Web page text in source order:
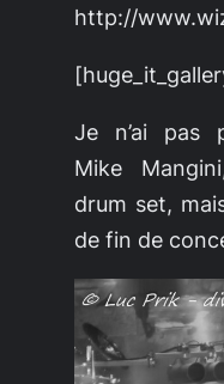
http://
Je n’ai pas
Mike
drum set,
de fin de